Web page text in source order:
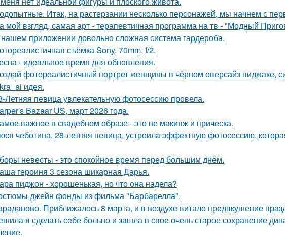
Итак, на растерзании несколько персонажей, мы начнем с
мой взгляд, самая арт - терапевтичная программа на тв - "Модный
приложении довольно сложная система гардероба.
съёмка Sony, 70mm, f/2.
- идеальное время для обновления.
фотореалистичный портрет женщины в чёрном оверсайз пиджаке,
идея.
Летняя певица увлекательную фотосессию провела.
Bazaar US, март 2026 года.
важное в свадебном образе - это не макияж и прическа.
чеботина, 28-летняя певица, устроила эффектную фотосессию,
невесты - это спокойное время перед большим днём.
героиня 3 сезона шикарная Дарья.
пиджон - хорошенькая, но что она надела?
джейн фонды из фильма "Барбарелла".
Приближалось 8 марта, и в воздухе витало предвкушение
я сделать себе больно и зашла в свое очень старое сохранение